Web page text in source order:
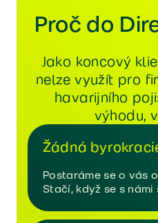
Proč do
Jako koncový
nelze využít pro
havarijního
výhodu,
Žádná
Postaráme se o vás
Stačí, když se s